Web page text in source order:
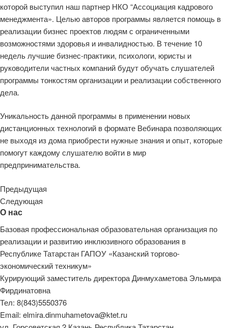
которой выступил наш партнер НКО “Ассоциация кадрового
менеджмента». Целью авторов программы является помощь в
реализации бизнес проектов людям с ограниченными
возможностями здоровья и инвалидностью. В течение 10
недель лучшие бизнес-практики, психологи, юристы и
руководители частных компаний будут обучать слушателей
программы тонкостям организации и реализации собственного
дела.
Уникальность данной программы в применении новых
дистанционных технологий в формате Вебинара позволяющих
не выходя из дома приобрести нужные знания и опыт, которые
помогут каждому слушателю войти в мир
предпринимательства.
Предыдущая
Следующая
О нас
Базовая профессиональная образовательная организация по
реализации и развитию инклюзивного образования в
Республике Татарстан ГАПОУ «Казанский торгово-
экономический техникум»
Курирующий заместитель директора Динмухаметова Эльмира
Фирдинатовна
Тел: 8(843)5550376
Email: elmira.dinmuhametova@ktet.ru